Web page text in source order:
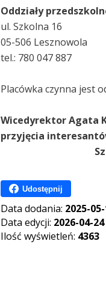
Oddziały
ul. Szkolna 16
05-506 Lesznowola
tel.: 780 047 887
Placówka czynna jest
Wicedyrektor Agata
przyjęcia
Szkolna 16:
Udostępnij
Data dodania: 2025-
Data edycji: 2026-04-
Ilość wyświetleń: 4363